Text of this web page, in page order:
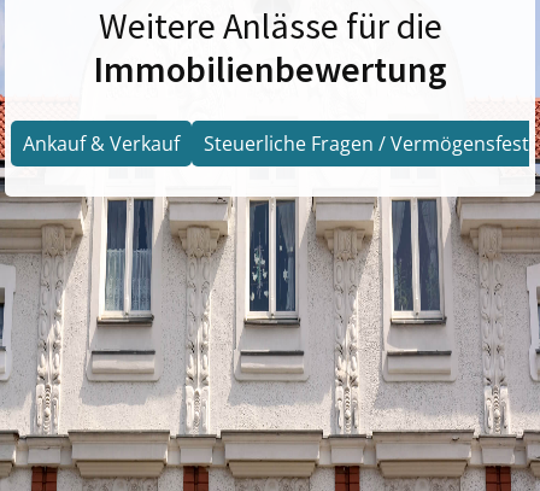
Weitere Anlässe für die
Immobilienbewertung
Ankauf & Verkauf Steuerliche Fragen /